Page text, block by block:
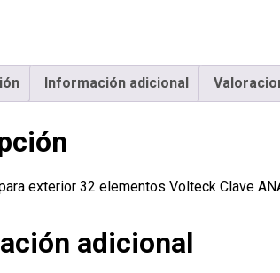
Información adicional
exterior 32 elementos Volteck Clave
adicional